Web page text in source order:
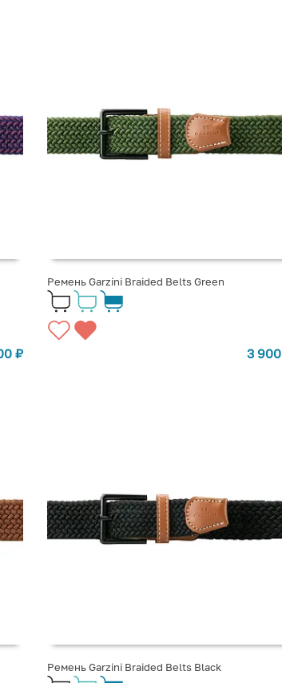
₽
Ремень Garzini Braided Belts Green
3 900
Ремень Garzini Braided Belts Black